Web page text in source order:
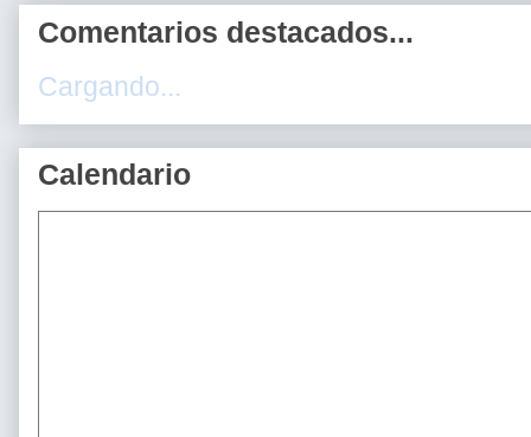
Comentarios destacados...
Cargando...
Calendario